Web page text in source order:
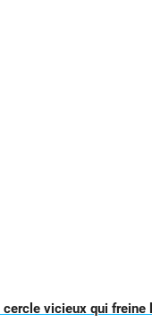
vicieux qui freine